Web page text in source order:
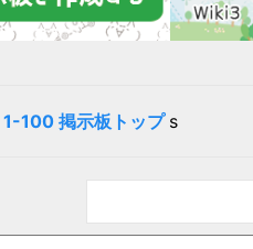
1-100 掲示板トップ s